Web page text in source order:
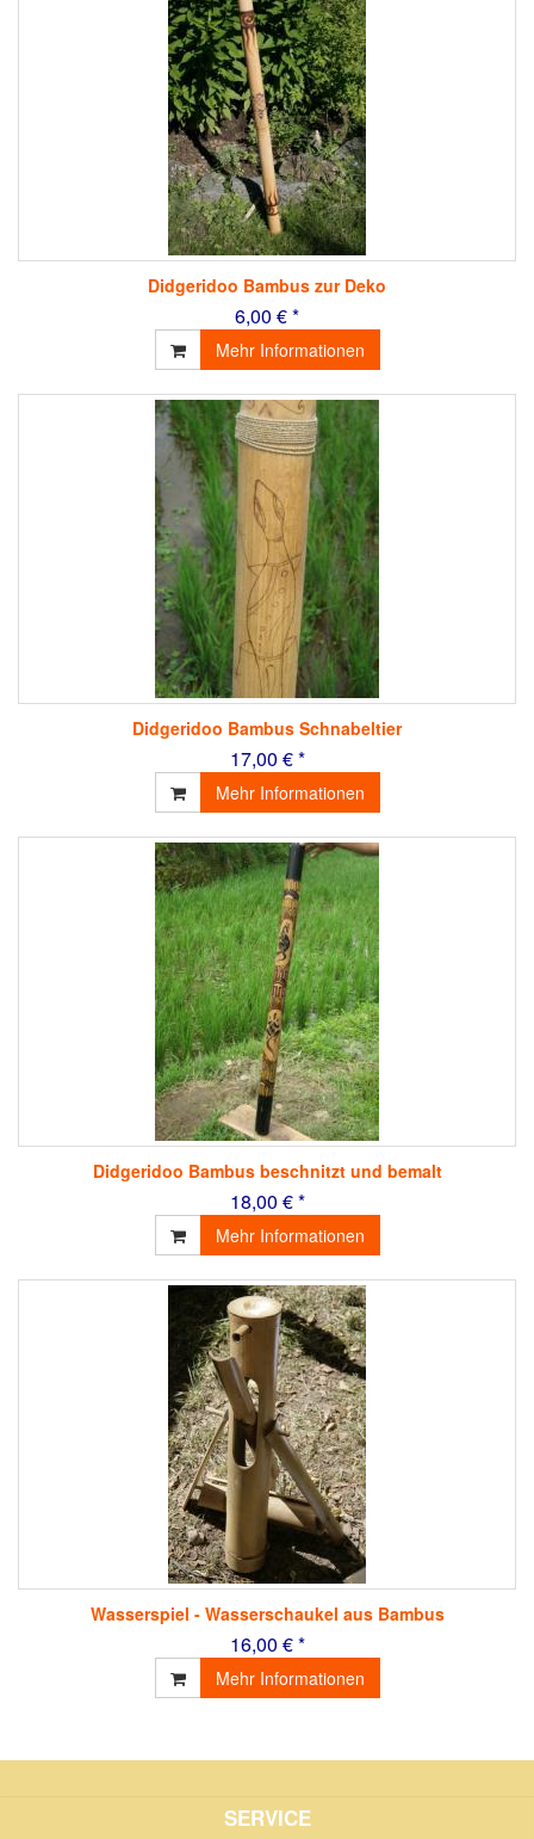
Didgeridoo Bambus zur Deko
6,00 € *
Mehr Informationen
Didgeridoo Bambus Schnabeltier
17,00 € *
Mehr Informationen
Didgeridoo Bambus beschnitzt und bemalt
18,00 € *
Mehr Informationen
Wasserspiel - Wasserschaukel aus Bambus
16,00 € *
Mehr Informationen
SERVICE